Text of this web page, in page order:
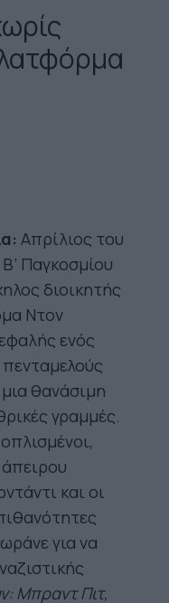
Απρίλιος του
Παγκοσμίου
διοικητής
Ντον
ενός
θανάσιμη
γραμμές.
και οι
για να
Μπραντ Πιτ,